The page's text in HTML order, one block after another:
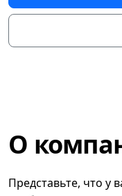
О
Представьте, что у